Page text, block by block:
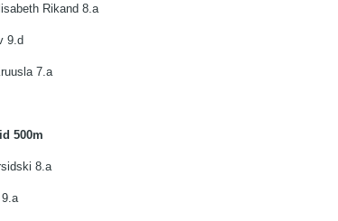
Rikand 8.a
9.d
7.a
500m
8.a